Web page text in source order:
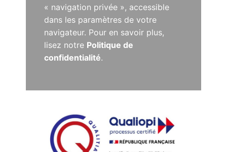
« navigation privée », accessible
dans les paramètres de votre
navigateur. Pour en savoir plus,
lisez notre Politique de
confidentialité.